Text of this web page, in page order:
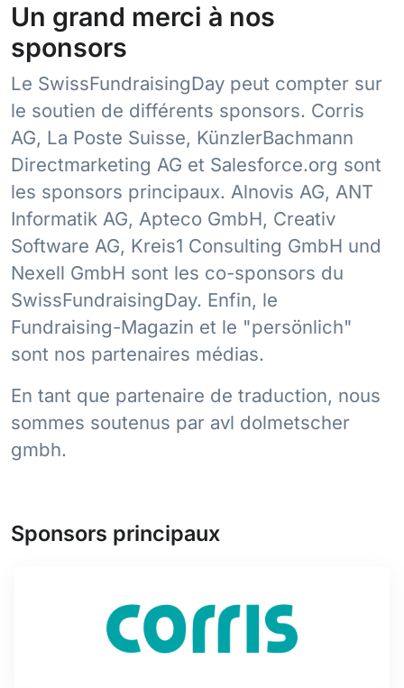
Un grand merci à nos
sponsors
Le SwissFundraisingDay peut compter sur
le soutien de différents sponsors. Corris
AG, La Poste Suisse, KünzlerBachmann
Directmarketing AG et Salesforce.org sont
les sponsors principaux. Alnovis AG, ANT
Informatik AG, Apteco GmbH, Creativ
Software AG, Kreis1 Consulting GmbH und
Nexell GmbH sont les co-sponsors du
SwissFundraisingDay. Enfin, le
Fundraising-Magazin et le "persönlich"
sont nos partenaires médias.
En tant que partenaire de traduction, nous
sommes soutenus par avl dolmetscher
gmbh.
Sponsors principaux